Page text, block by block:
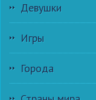
Девушки
Игры
Города